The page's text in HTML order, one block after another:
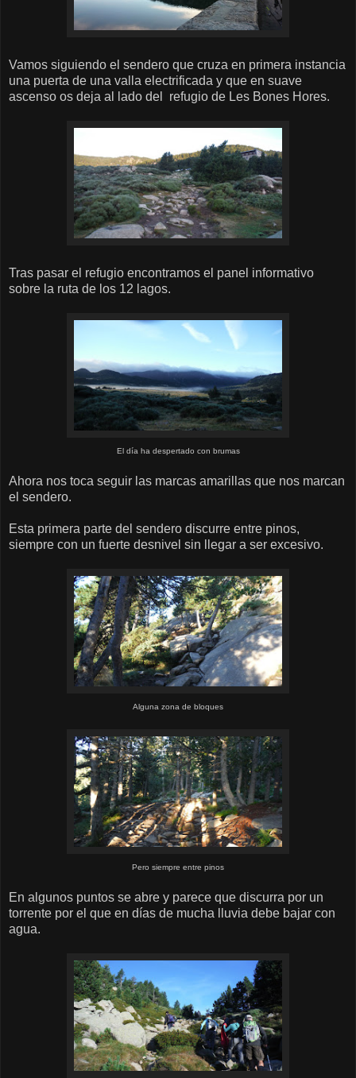
Vamos siguiendo el sendero que cruza en primera instancia
una puerta de una valla electrificada y que en suave
ascenso os deja al lado del refugio de Les Bones Hores.
Tras pasar el refugio encontramos el panel informativo
sobre la ruta de los 12 lagos.
El día ha despertado con brumas
Ahora nos toca seguir las marcas amarillas que nos marcan
el sendero.
Esta primera parte del sendero discurre entre pinos,
siempre con un fuerte desnivel sin llegar a ser excesivo.
Alguna zona de bloques
Pero siempre entre pinos
En algunos puntos se abre y parece que discurra por un
torrente por el que en días de mucha lluvia debe bajar con
agua.